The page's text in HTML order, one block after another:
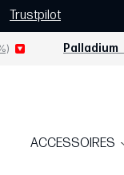
Trustpilot
Palladium
ACCESSOIRES